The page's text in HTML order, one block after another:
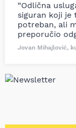
“Odlična
siguran koji je
potreban, ali
preporučio
Jovan Mihajlović,